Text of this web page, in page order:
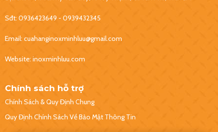
Sđt: 0936423649 - 0939432345
Email: cuahanginoxminhluu@gmail.com
Website: inoxminhluu.com
Chính sách hỗ trợ
Chính Sách & Quy Định Chung
Quy Định Chính Sách Về Bảo Mật Thông Tin